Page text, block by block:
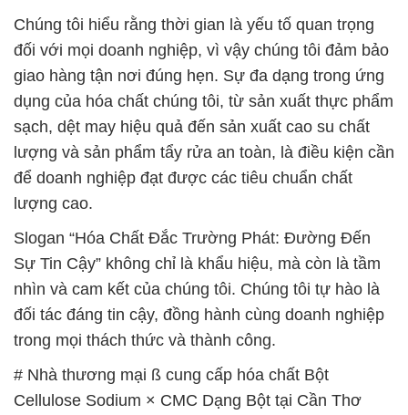
Chúng tôi hiểu rằng thời gian là yếu tố quan trọng
đối với mọi doanh nghiệp, vì vậy chúng tôi đảm bảo
giao hàng tận nơi đúng hẹn. Sự đa dạng trong ứng
dụng của hóa chất chúng tôi, từ sản xuất thực phẩm
sạch, dệt may hiệu quả đến sản xuất cao su chất
lượng và sản phẩm tẩy rửa an toàn, là điều kiện cần
để doanh nghiệp đạt được các tiêu chuẩn chất
lượng cao.
Slogan “Hóa Chất Đắc Trường Phát: Đường Đến
Sự Tin Cậy” không chỉ là khẩu hiệu, mà còn là tầm
nhìn và cam kết của chúng tôi. Chúng tôi tự hào là
đối tác đáng tin cậy, đồng hành cùng doanh nghiệp
trong mọi thách thức và thành công.
# Nhà thương mại ß cung cấp hóa chất Bột
Cellulose Sodium × CMC Dạng Bột tại Cần Thơ